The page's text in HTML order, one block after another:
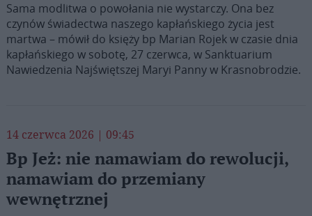
Sama modlitwa o powołania nie wystarczy. Ona bez
czynów świadectwa naszego kapłańskiego życia jest
martwa – mówił do księży bp Marian Rojek w czasie dnia
kapłańskiego w sobotę, 27 czerwca, w Sanktuarium
Nawiedzenia Najświętszej Maryi Panny w Krasnobrodzie.
14 czerwca 2026 | 09:45
Bp Jeż: nie namawiam do rewolucji,
namawiam do przemiany
wewnętrznej